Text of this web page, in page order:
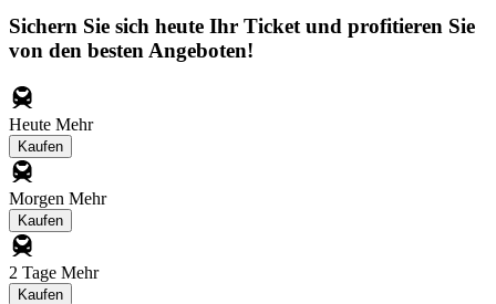
Sichern Sie sich heute Ihr Ticket und profitieren Sie
von den besten Angeboten!
Heute Mehr
Kaufen
Morgen Mehr
Kaufen
2 Tage Mehr
Kaufen